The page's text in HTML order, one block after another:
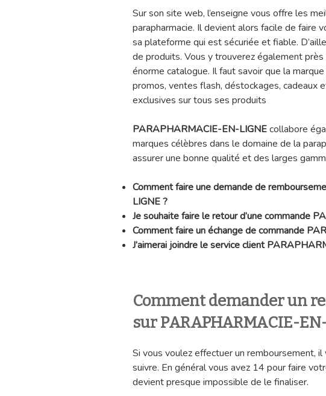
Sur son site web, l’enseigne vous offre les
parapharmacie. Il devient alors facile de faire
sa plateforme qui est sécuriée et fiable.
de produits. Vous y trouverez également
énorme catalogue. Il faut savoir que la
promos, ventes flash, déstockages, cadeaux
exclusives sur tous ses produits
PARAPHARMACIE-EN-LIGNEcollabore
marques célèbres dans le domaine de la
assurer une bonne qualité et des larges
Comment faire une demande de
LIGNE ?
Je souhaite faire le retour d’une commande
Comment faire un échange de commande
J’aimerai joindre le service client
Comment demander un
sur PARAPHARMACIE-
Si vous voulez effectuer un remboursement,
suivre. En général vous avez 14 pour faire
devient presque impossible de le finaliser.